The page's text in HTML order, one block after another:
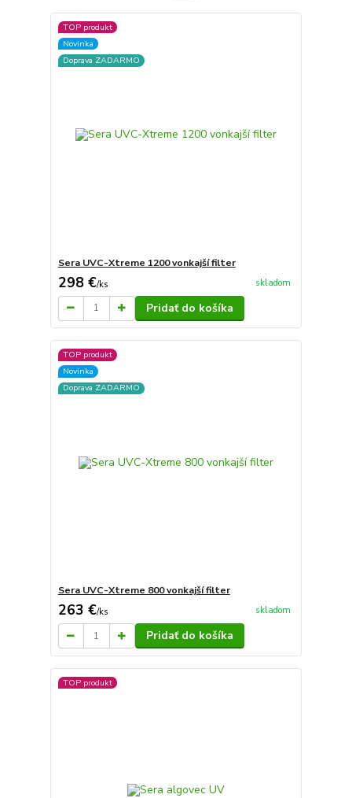
TOP produkt
Novinka
Doprava ZADARMO
Sera UVC-Xtreme 1200 vonkajší filter
298 €/ks skladom
Pridať do košíka
TOP produkt
Novinka
Doprava ZADARMO
Sera UVC-Xtreme 800 vonkajší filter
263 €/ks skladom
Pridať do košíka
TOP produkt